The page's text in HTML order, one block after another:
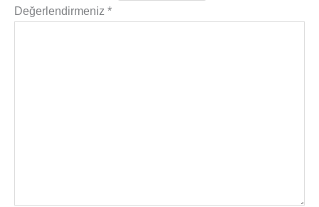
Değerlendirmeniz *